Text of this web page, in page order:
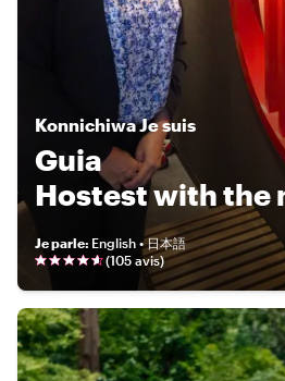
KonnichiwaJe suis
Guia
Hostest with the
Je parle: English • 日本語
(105 avis)